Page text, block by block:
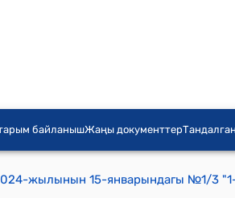
байланышЖаңы документтер